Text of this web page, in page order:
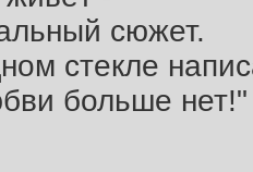
сюжет.
стекле
больше нет!"